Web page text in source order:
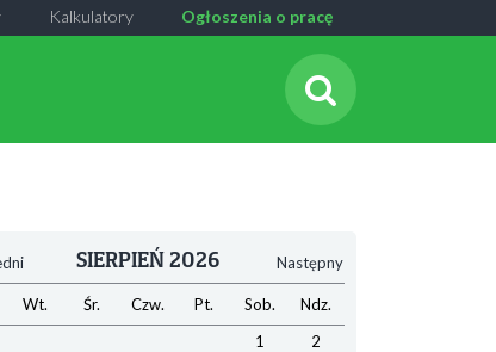
Ogłoszenia o pracę
Kalkulatory
Następny
SIERPIEŃ 2026
Wt. Śr. Czw. Pt. Sob.
Ndz.
1
2